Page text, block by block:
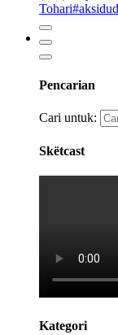
Tohari
Pencarian
Cari untuk:
Skëtcast
Kategori